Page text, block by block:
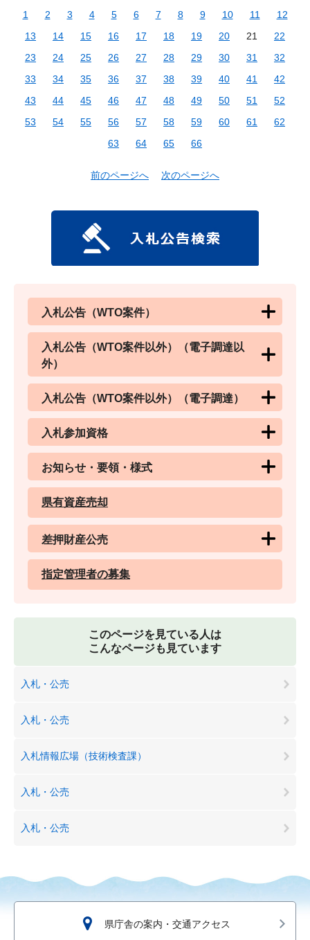
1 2 3 4 5 6 7 8 9 10 11
12
13
14 15 16 17 18 19 20 21
22
23
24 25 26 27 28 29 30 31
32
33
34 35 36 37 38 39 40 41
42
43
44 45 46 47 48 49 50 51
52
53
54 55 56 57 58 59 60 61
62
63
64 65 66
前のページへ 次のページへ
入札公告（WTO案件）
入札公告（WTO案件以外）（電子調達以
外）
入札公告（WTO案件以外）（電子調達）
入札参加資格
お知らせ・要領・様式
県有資産売却
差押財産公売
指定管理者の募集
このページを見ている人は
こんなページも見ています
入札・公売
入札・公売
入札情報広場（技術検査課）
入札・公売
入札・公売
県庁舎の案内・交通アクセス